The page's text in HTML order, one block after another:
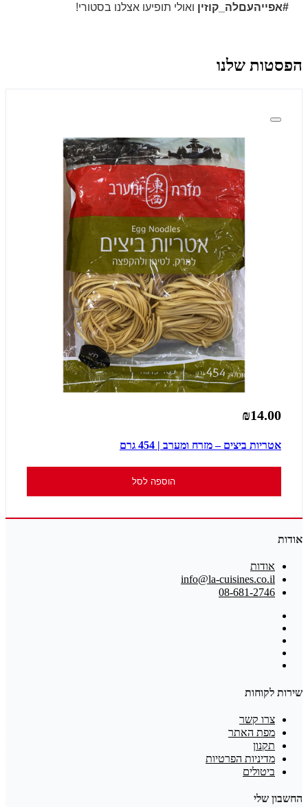
#אפייהעםלה_קוזין ואולי תופיעו אצלנו בסטורי!
הפסטות שלנו
₪14.00
אטריות ביצים – מזרח ומערב | 454 גרם
הוספה לסל
אודות
אודות
info@la-cuisines.co.il
08-681-2746
שירות לקוחות
צרו קשר
מפת האתר
תקנון
מדיניות הפרטיות
ביטולים
החשבון שלי